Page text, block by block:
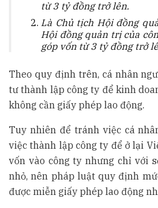
từ3 tỷ đồng trở lên.
Là Chủ tịch Hội đồng
Hội đồng quản trị của
góp vốn từ3 tỷ đồng trở
Theo quy định trên, cá nhân
tư thành lập công ty để kinh
không cần giấy phép lao động.
Tuy nhiên để tránh việc cá
việc thành lập công ty để ở lại
vốn vào công ty nhưng chỉ với
nhỏ, nên pháp luật quy định
được miễn giấy phép lao động